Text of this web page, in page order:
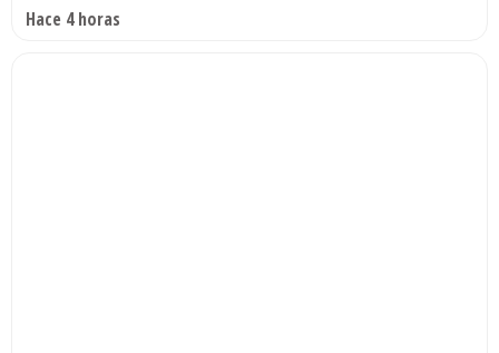
Hace 4 horas